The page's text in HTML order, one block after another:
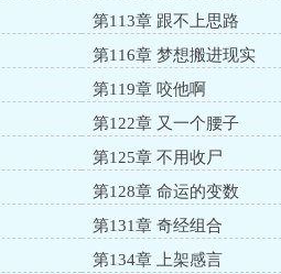
第113章 跟不上思路
第116章 梦想搬进现实
第119章 咬他啊
第122章 又一个腰子
第125章 不用收尸
第128章 命运的变数
第131章 奇经组合
第134章 上架感言